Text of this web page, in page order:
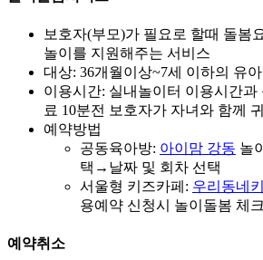
보호자(부모)가 필요로 할때 돌봄
놀이를 지원해주는 서비스
대상: 36개월이상~7세 이하의 유아
이용시간: 실내놀이터 이용시간과
료 10분전 보호자가 자녀와 함께
예약방법
공동육아방: 아이맘 강동 놀
택→날짜 및 회차 선택
서울형 키즈카페: 우리동네
용예약 신청시 놀이돌봄 체
예약취소